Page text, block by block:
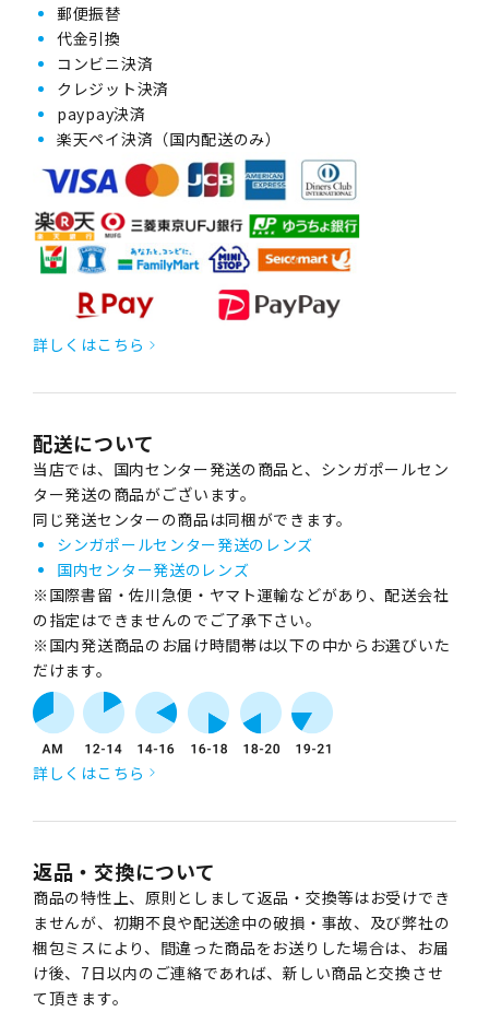
郵便振替
代金引換
コンビニ決済
クレジット決済
paypay決済
楽天ペイ決済（国内配送のみ）
詳しくはこちら
配送について
当店では、国内センター発送の商品と、シンガポールセン
ター発送の商品がございます。
同じ発送センターの商品は同梱ができます。
シンガポールセンター発送のレンズ
国内センター発送のレンズ
※国際書留・佐川急便・ヤマト運輸などがあり、配送会社
の指定はできませんのでご了承下さい。
※国内発送商品のお届け時間帯は以下の中からお選びいた
だけます。
詳しくはこちら
返品・交換について
商品の特性上、原則としまして返品・交換等はお受けでき
ませんが、初期不良や配送途中の破損・事故、及び弊社の
梱包ミスにより、間違った商品をお送りした場合は、お届
け後、7日以内のご連絡であれば、新しい商品と交換させ
て頂きます。